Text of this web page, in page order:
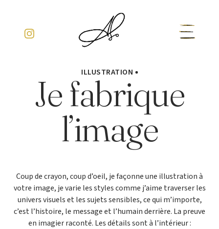
ILLUSTRATION
Je fabrique
l’image
Coup de crayon, coup d’oeil, je façonne une illustration à
votre image, je varie les styles comme j’aime traverser les
univers visuels et les sujets sensibles, ce qui m’importe,
c’est l’histoire, le message et l’humain derrière. La preuve
en imagier raconté. Les détails sont à l’intérieur :